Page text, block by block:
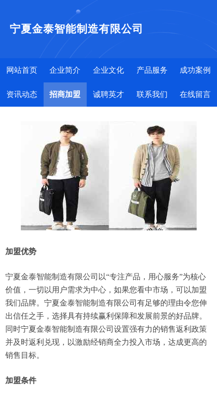
宁夏金泰智能制造有限公司
网站首页 企业简介 企业文化 产品服务 成功案例
资讯动态 招商加盟 诚聘英才 联系我们 在线留言
加盟优势
宁夏金泰智能制造有限公司以“专注产品，用心服务”为核心
价值，一切以用户需求为中心，如果您看中市场，可以加盟
我们品牌。宁夏金泰智能制造有限公司有足够的理由令您伸
出信任之手，选择具有持续赢利保障和发展前景的好品牌。
同时宁夏金泰智能制造有限公司设置强有力的销售返利政策
并及时返利兑现，以激励经销商全力投入市场，达成更高的
销售目标。
加盟条件